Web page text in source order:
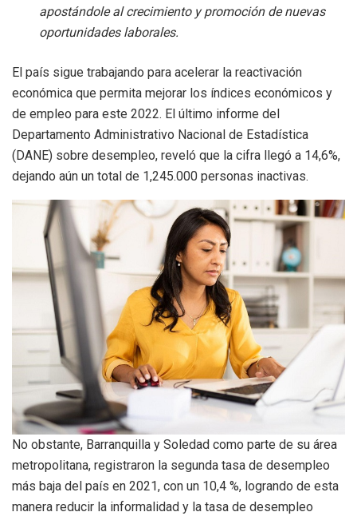
apostándole al crecimiento y promoción de nuevas
oportunidades laborales.
El país sigue trabajando para acelerar la reactivación
económica que permita mejorar los índices económicos y
de empleo para este 2022. El último informe del
Departamento Administrativo Nacional de Estadística
(DANE) sobre desempleo, reveló que la cifra llegó a 14,6%,
dejando aún un total de 1,245.000 personas inactivas.
No obstante, Barranquilla y Soledad como parte de su área
metropolitana, registraron la segunda tasa de desempleo
más baja del país en 2021, con un 10,4 %, logrando de esta
manera reducir la informalidad y la tasa de desempleo